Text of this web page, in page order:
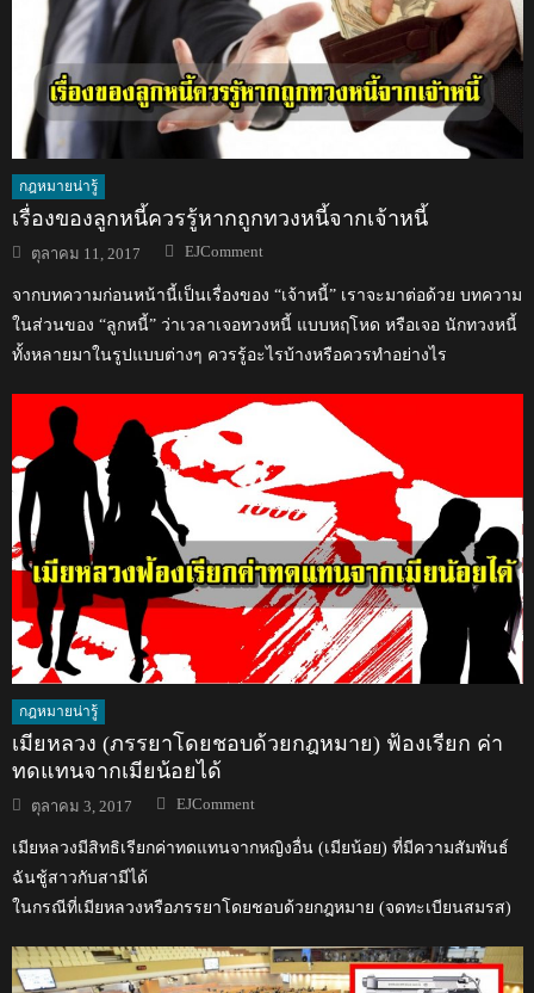
กฎหมายน่ารู้
เรื่องของลูกหนี้ควรรู้หากถูกทวงหนี้จากเจ้าหนี้
Posted
on
ตุลาคม 11, 2017 Author
EJComment
จากบทความก่อนหน้านี้เป็นเรื่องของ “เจ้าหนี้” เราจะมาต่อด้วย บทความ
ในส่วนของ “ลูกหนี้” ว่าเวลาเจอทวงหนี้ แบบหฤโหด หรือเจอ นักทวงหนี้
ทั้งหลายมาในรูปแบบต่างๆ ควรรู้อะไรบ้างหรือควรทำอย่างไร
กฎหมายน่ารู้
เมียหลวง (ภรรยาโดยชอบด้วยกฎหมาย) ฟ้องเรียก ค่า
ทดแทนจากเมียน้อยได้
Posted
on
ตุลาคม 3, 2017 Author
EJComment
เมียหลวงมีสิทธิเรียกค่าทดแทนจากหญิงอื่น (เมียน้อย) ที่มีความสัมพันธ์
ฉันชู้สาวกับสามีได้
ในกรณีที่เมียหลวงหรือภรรยาโดยชอบด้วยกฎหมาย (จดทะเบียนสมรส)